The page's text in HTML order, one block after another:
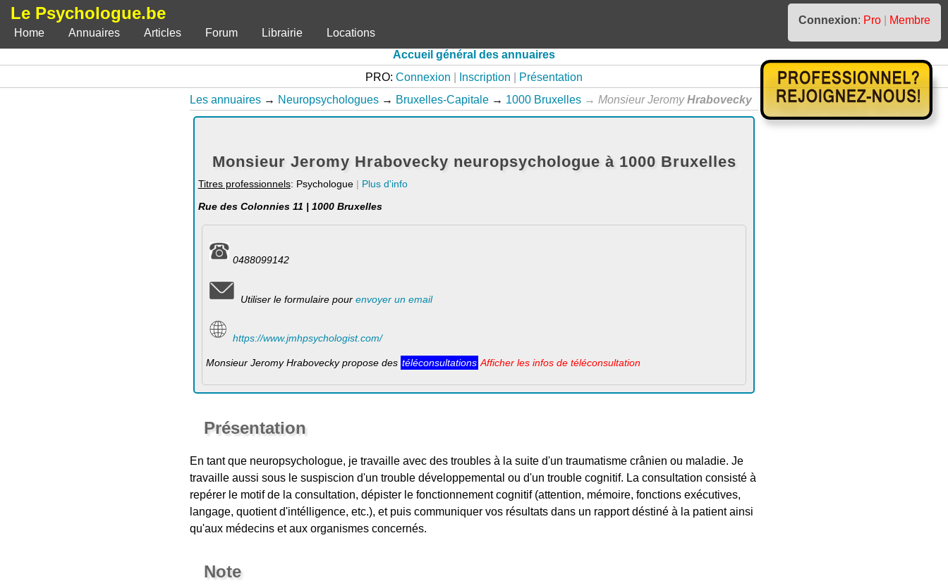
Le Psychologue.be Connexion: Pro
Membre
Home
Annuaires Articles Forum Librairie
Locations
Accueil général des annuaires
PRO: Connexion Inscription
Présentation
Les annuaires → Neuropsychologues → Bruxelles-Capitale → 1000 Bruxelles → Monsieur JeromyHrabovecky
Monsieur Jeromy Hrabovecky neuropsychologue à 1000 Bruxelles
Titres professionnels: Psychologue | Plus d'info
Rue des Colonnies 11 | 1000 Bruxelles
0488099142
Utiliser le formulaire pourenvoyer un email
https://www.jmhpsychologist.com/
Monsieur Jeromy Hrabovecky propose des téléconsultations Afficher les infos de téléconsultation
Présentation
En tant que neuropsychologue, je travaille avec des troubles à la suite d'un traumatisme crânien ou maladie. Je
travaille aussi sous le suspiscion d'un trouble développemental ou d'un trouble cognitif. La consultation consisté à
repérer le motif de la consultation, dépister le fonctionnement cognitif (attention, mémoire, fonctions exécutives,
langage, quotient d'intélligence, etc.), et puis communiquer vos résultats dans un rapport déstiné à la patient ainsi
qu'aux médecins et aux organismes concernés.
Note